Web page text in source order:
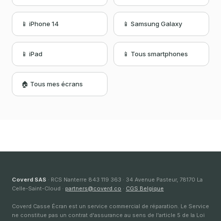
📱 iPhone 14 📱 Samsung Galaxy
📱 iPad 📱 Tous smartphones
🏠 Tous mes écrans
Coverd SAS · RCS Nanterre 843 119 363 · 34 Avenue Pasteur, 78170 La
Celle-Saint-Cloud · partners@coverd.co · CGS Belgique
Coverd Casse Écran est un service commercial de réparation. Le Service
ne constitue pas un contrat d'assurance au sens de l'article 5 de la Loi